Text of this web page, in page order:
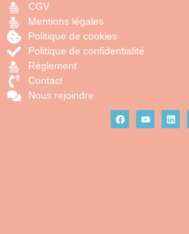
CGV
Mentions légales
Politique de cookies
Politique de confidentialité
Règlement
Contact
Nous rejoindre